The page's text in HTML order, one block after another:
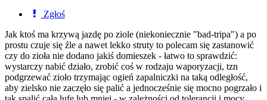
Zgłoś
Jak ktoś ma krzywą jazdę po ziole (niekoniecznie "bad-tripa") a po
prostu czuje się źle a nawet lekko struty to polecam się zastanowić
czy do zioła nie dodano jakiś domieszek - łatwo to sprawdzić:
wystarczy nabić działo, zrobić coś w rodzaju waporyzacji, tzn
podgrzewać zioło trzymając ogień zapalniczki na taką odległość,
aby zielsko nie zaczęło się palić a jednocześnie się mocno pogrzało i